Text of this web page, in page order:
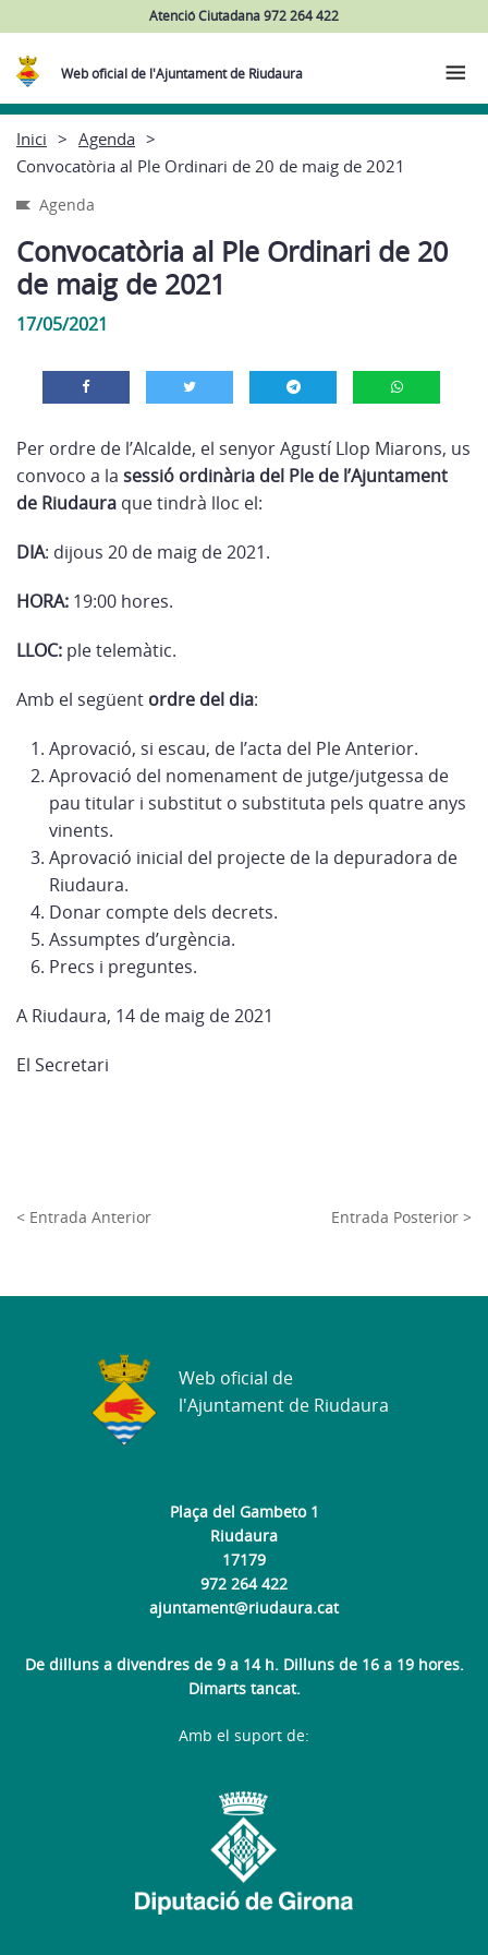
Atenció Ciutadana 972 264 422
Web oficial de l'Ajuntament de Riudaura
Inici
Agenda
Convocatòria al Ple Ordinari de 20 de maig de 2021
Agenda
Convocatòria al Ple Ordinari de 20
de maig de 2021
17/05/2021
Per ordre de l’Alcalde, el senyor Agustí Llop Miarons, us
convoco a la sessió ordinària del Ple de l’Ajuntament
de Riudaura que tindrà lloc el:
DIA: dijous 20 de maig de 2021.
HORA: 19:00 hores.
LLOC: ple telemàtic.
Amb el següent ordre del dia:
Aprovació, si escau, de l’acta del Ple Anterior.
Aprovació del nomenament de jutge/jutgessa de
pau titular i substitut o substituta pels quatre anys
vinents.
Aprovació inicial del projecte de la depuradora de
Riudaura.
Donar compte dels decrets.
Assumptes d’urgència.
Precs i preguntes.
A Riudaura, 14 de maig de 2021
El Secretari
< Entrada Anterior Entrada Posterior >
Plaça del Gambeto 1
Riudaura
17179
972 264 422
ajuntament@riudaura.cat
De dilluns a divendres de 9 a 14 h. Dilluns de 16 a 19 hores.
Dimarts tancat.
Web oficial de
l'Ajuntament de Riudaura
Amb el suport de: